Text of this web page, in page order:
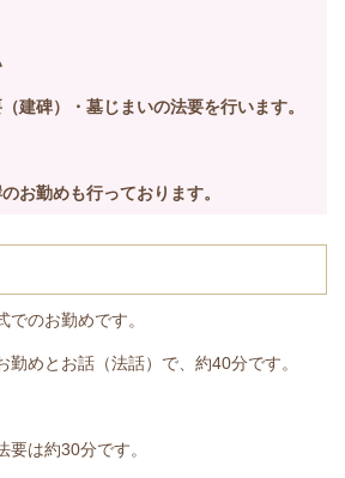
建碑）・墓じまいの法要を行います。
お勤めも行っております。
のお勤めです。
勤めとお話（法話）で、約40分です。
は約30分です。